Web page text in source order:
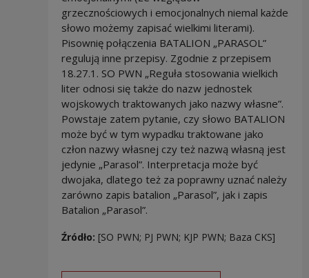
grzecznościowych i emocjonalnych niemal każde
słowo możemy zapisać wielkimi literami).
Pisownię połączenia BATALION „PARASOL”
regulują inne przepisy. Zgodnie z przepisem
18.27.1. SO PWN „Reguła stosowania wielkich
liter odnosi się także do nazw jednostek
wojskowych traktowanych jako nazwy własne”.
Powstaje zatem pytanie, czy słowo BATALION
może być w tym wypadku traktowane jako
człon nazwy własnej czy też nazwą własną jest
jedynie „Parasol”. Interpretacja może być
dwojaka, dlatego też za poprawny uznać należy
zarówno zapis batalion „Parasol”, jak i zapis
Batalion „Parasol”.
Źródło: [SO PWN; PJ PWN; KJP PWN; Baza CKS]